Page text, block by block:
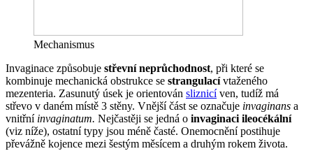
Mechanismus
Invaginace způsobuje střevní neprůchodnost, při které se
kombinuje mechanická obstrukce se strangulacívtaženého
mezenteria. Zasunutý úsek je orientován sliznicíven, tudíž má
střevo v daném místě 3 stěny. Vnější část se označuje invaginans a
vnitřní invaginatum. Nejčastěji se jedná o invaginaci ileocékální
(viz níže), ostatní typy jsou méně časté. Onemocnění postihuje
převážně kojence mezi šestým měsícem a druhým rokem života.